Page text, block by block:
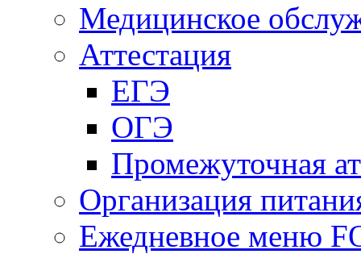
Медицинское
Аттестация
ЕГЭ
ОГЭ
Промежуточная
Организация
Ежедневное меню